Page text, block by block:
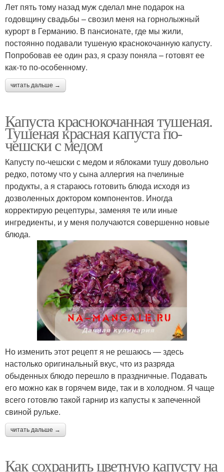
Лет пять тому назад муж сделал мне подарок на
годовщину свадьбы – свозил меня на горнолыжный
курорт в Германию. В пансионате, где мы жили,
постоянно подавали тушеную краснокочанную капусту.
Попробовав ее один раз, я сразу поняла – готовят ее
как-то по-особенному.
читать дальше →
Капуста краснокочанная тушеная.
Тушеная красная капуста по-
чешски с медом
Капусту по-чешски с медом и яблоками тушу довольно
редко, потому что у сына аллергия на пчелиные
продукты, а я стараюсь готовить блюда исходя из
дозволенных доктором компонентов. Иногда
корректирую рецептуры, заменяя те или иные
ингредиенты, и у меня получаются совершенно новые
блюда.
Но изменить этот рецепт я не решаюсь — здесь
настолько оригинальный вкус, что из разряда
обыденных блюдо перешло в праздничные. Подавать
его можно как в горячем виде, так и в холодном. Я чаще
всего готовлю такой гарнир из капусты к запеченной
свиной рульке.
читать дальше →
Как сохранить цветную капусту на